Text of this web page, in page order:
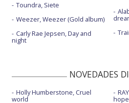
Toundra, Siete
Weezer, Weezer (Gold album)
Carly Rae Jepsen, Day and
night
NOVEDADES
Holly Humberstone, Cruel
world